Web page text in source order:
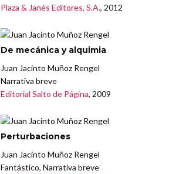
Plaza & Janés Editores, S.A., 2012
De mecánica y alquimia
Juan Jacinto Muñoz Rengel
Narrativa breve
Editorial Salto de Página, 2009
Perturbaciones
Juan Jacinto Muñoz Rengel
Fantástico, Narrativa breve